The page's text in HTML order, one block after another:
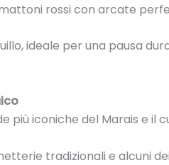
rossi con arcate
ideale per una pausa
più iconiche del Marais e
tradizionali e alcuni